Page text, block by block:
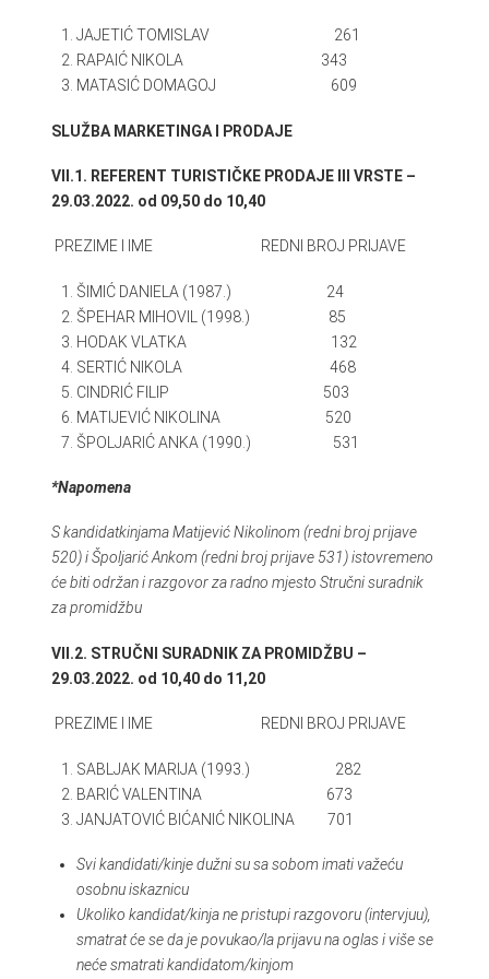
JAJETIĆ TOMISLAV 261
RAPAIĆ NIKOLA 343
MATASIĆ DOMAGOJ 609
SLUŽBA MARKETINGA I PRODAJE
VII.1. REFERENT TURISTIČKE PRODAJE III VRSTE –
29.03.2022. od 09,50 do 10,40
PREZIME I IME REDNI BROJ PRIJAVE
ŠIMIĆ DANIELA (1987.) 24
ŠPEHAR MIHOVIL (1998.) 85
HODAK VLATKA 132
SERTIĆ NIKOLA 468
CINDRIĆ FILIP 503
MATIJEVIĆ NIKOLINA 520
ŠPOLJARIĆ ANKA (1990.) 531
*Napomena
S kandidatkinjama Matijević Nikolinom (redni broj prijave
520) i Špoljarić Ankom (redni broj prijave 531) istovremeno
će biti održan i razgovor za radno mjesto Stručni suradnik
za promidžbu
VII.2. STRUČNI SURADNIK ZA PROMIDŽBU –
29.03.2022. od 10,40 do 11,20
PREZIME I IME REDNI BROJ PRIJAVE
SABLJAK MARIJA (1993.) 282
BARIĆ VALENTINA 673
JANJATOVIĆ BIĆANIĆ NIKOLINA 701
Svi kandidati/kinje dužni su sa sobom imati važeću
osobnu iskaznicu
Ukoliko kandidat/kinja ne pristupi razgovoru (intervjuu),
smatrat će se da je povukao/la prijavu na oglas i više se
neće smatrati kandidatom/kinjom